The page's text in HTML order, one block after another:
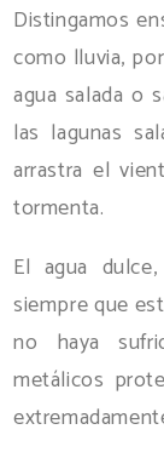
Distingamos
como lluvia,
agua salada o
las lagunas
arrastra el
tormenta.
El agua
siempre que
no haya
metálicos